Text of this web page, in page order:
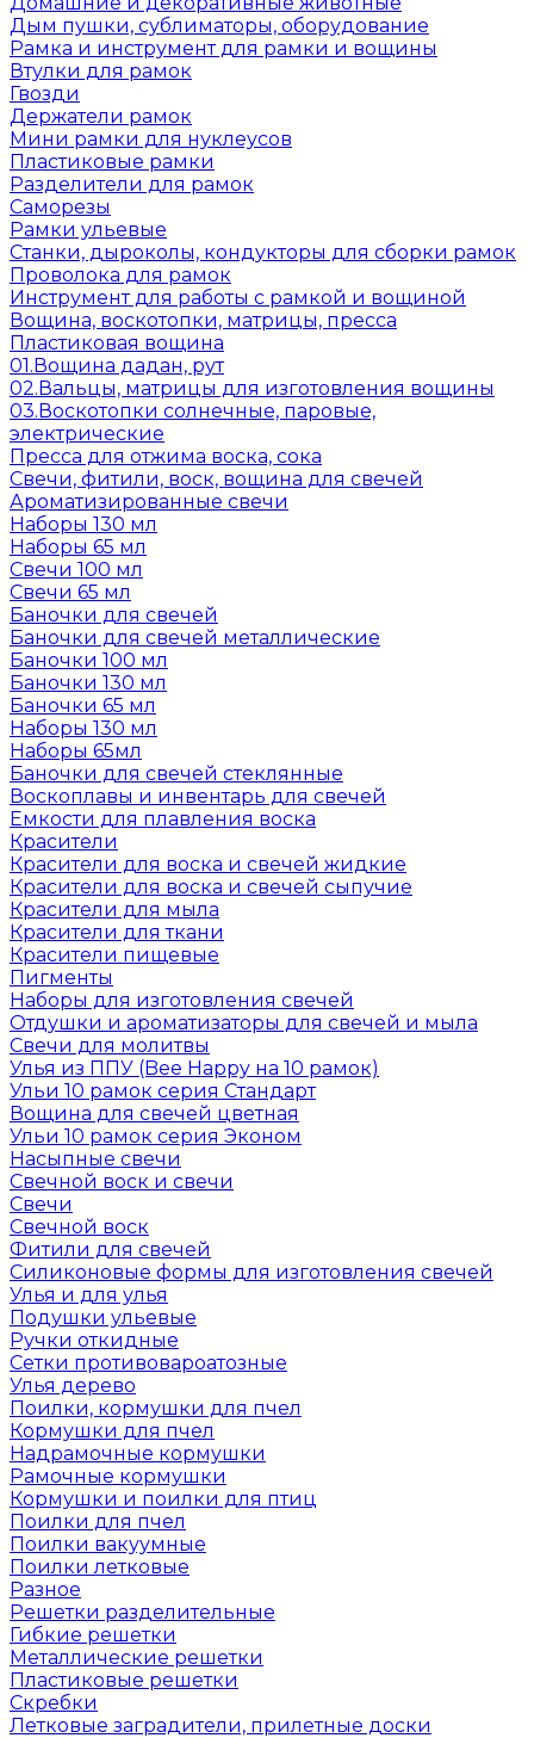
Дым пушки, сублиматоры, оборудование
Рамка и инструмент для рамки и вощины
Втулки для рамок
Гвозди
Держатели рамок
Мини рамки для нуклеусов
Пластиковые рамки
Разделители для рамок
Саморезы
Рамки ульевые
Станки, дыроколы, кондукторы для сборки рамок
Проволока для рамок
Инструмент для работы с рамкой и вощиной
Вощина, воскотопки, матрицы, пресса
Пластиковая вощина
01.Вощина дадан, рут
02.Вальцы, матрицы для изготовления вощины
03.Воскотопки солнечные, паровые,
электрические
Пресса для отжима воска, сока
Свечи, фитили, воск, вощина для свечей
Ароматизированные свечи
Наборы 130 мл
Наборы 65 мл
Свечи 100 мл
Свечи 65 мл
Баночки для свечей
Баночки для свечей металлические
Баночки 100 мл
Баночки 130 мл
Баночки 65 мл
Наборы 130 мл
Наборы 65мл
Баночки для свечей стеклянные
Воскоплавы и инвентарь для свечей
Емкости для плавления воска
Красители
Красители для воска и свечей жидкие
Красители для воска и свечей сыпучие
Красители для мыла
Красители для ткани
Красители пищевые
Пигменты
Наборы для изготовления свечей
Отдушки и ароматизаторы для свечей и мыла
Свечи для молитвы
Улья из ППУ (Bee Happy на 10 рамок)
Ульи 10 рамок серия Стандарт
Вощина для свечей цветная
Ульи 10 рамок серия Эконом
Насыпные свечи
Свечной воск и свечи
Свечи
Свечной воск
Фитили для свечей
Силиконовые формы для изготовления свечей
Улья и для улья
Подушки ульевые
Ручки откидные
Сетки противовароатозные
Улья дерево
Поилки, кормушки для пчел
Кормушки для пчел
Надрамочные кормушки
Рамочные кормушки
Кормушки и поилки для птиц
Поилки для пчел
Поилки вакуумные
Поилки летковые
Разное
Решетки разделительные
Гибкие решетки
Металлические решетки
Пластиковые решетки
Скребки
Летковые заградители, прилетные доски